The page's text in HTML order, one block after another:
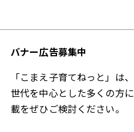
バナー広告募集中
「こまえ子育てねっと」は
世代を中心とした多くの方
載をぜひご検討ください。